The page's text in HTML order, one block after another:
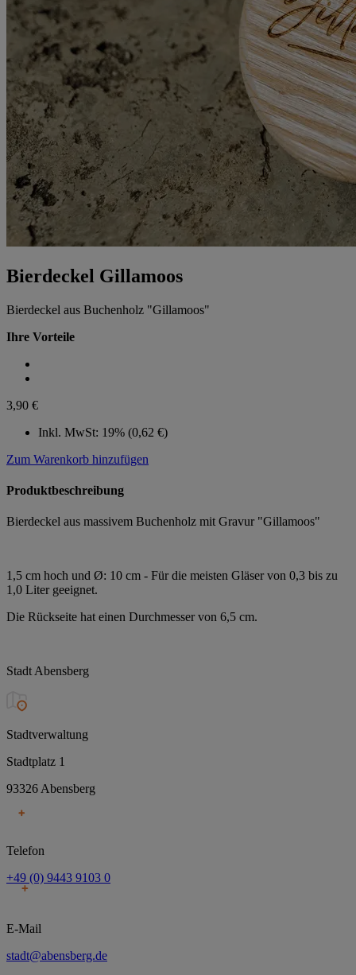
Bierdeckel Gillamoos
Bierdeckel aus Buchenholz "Gillamoos"
Ihre Vorteile
3,90 €
Inkl. MwSt: 19% (0,62 €)
Zum Warenkorb hinzufügen
Produktbeschreibung
Bierdeckel aus massivem Buchenholz mit Gravur "Gillamoos"
1,5 cm hoch und Ø: 10 cm - Für die meisten Gläser von 0,3 bis zu
1,0 Liter geeignet.
Die Rückseite hat einen Durchmesser von 6,5 cm.
Stadt Abensberg
Stadtverwaltung
Stadtplatz 1
93326 Abensberg
Telefon
+49 (0) 9443 9103 0
E-Mail
stadt@abensberg.de